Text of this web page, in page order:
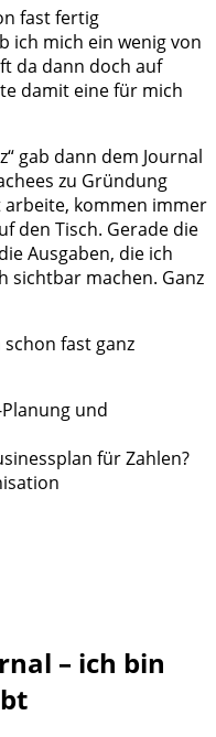
fast fertig
ich mich ein wenig von
da dann doch auf
damit eine für mich
gab dann dem Journal
zu Gründung
kommen immer
den Tisch. Gerade die
Ausgaben, die ich
sichtbar machen. Ganz
fast ganz
und
für Zahlen?
– ich bin